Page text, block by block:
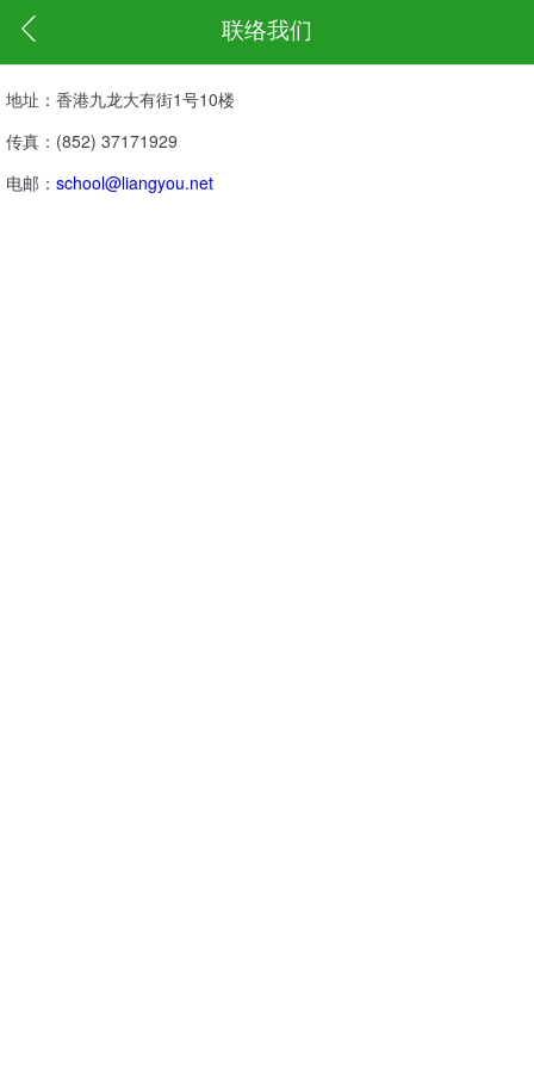
联络我们
地址：香港九龙大有街1号10楼
传真：(852) 37171929
电邮： school@liangyou.net